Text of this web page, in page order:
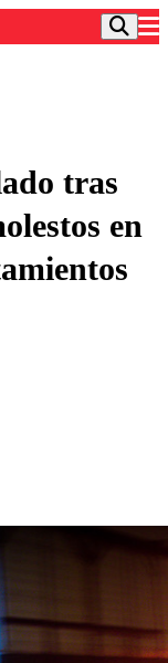
tras
en